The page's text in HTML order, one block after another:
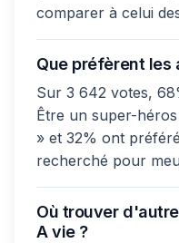
comparer à celui
Que préfèrent les
Sur 3 642 votes,
Être un super-
» et 32% ont
recherché pour
Où trouver
A vie ?